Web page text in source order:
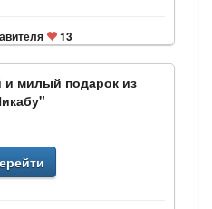
13
милый подарок из